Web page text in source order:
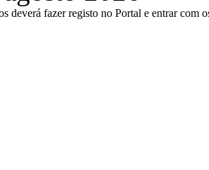
deverá fazer registo no Portal e entrar com